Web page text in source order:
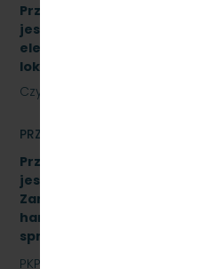
Przetarg nieograniczony,
jest sprzedaż podróżnym
elektronicznych kas
lokalizacjach
Czytaj dalej
PRZETARGI
Przetarg nieograniczony,
jest „sukcesywna
Zamawiającego – 9.525
hamulcowych z
sprawy: SKMMU.086.32.22
PKP SZYBKA KOLEJ MIEJSKA